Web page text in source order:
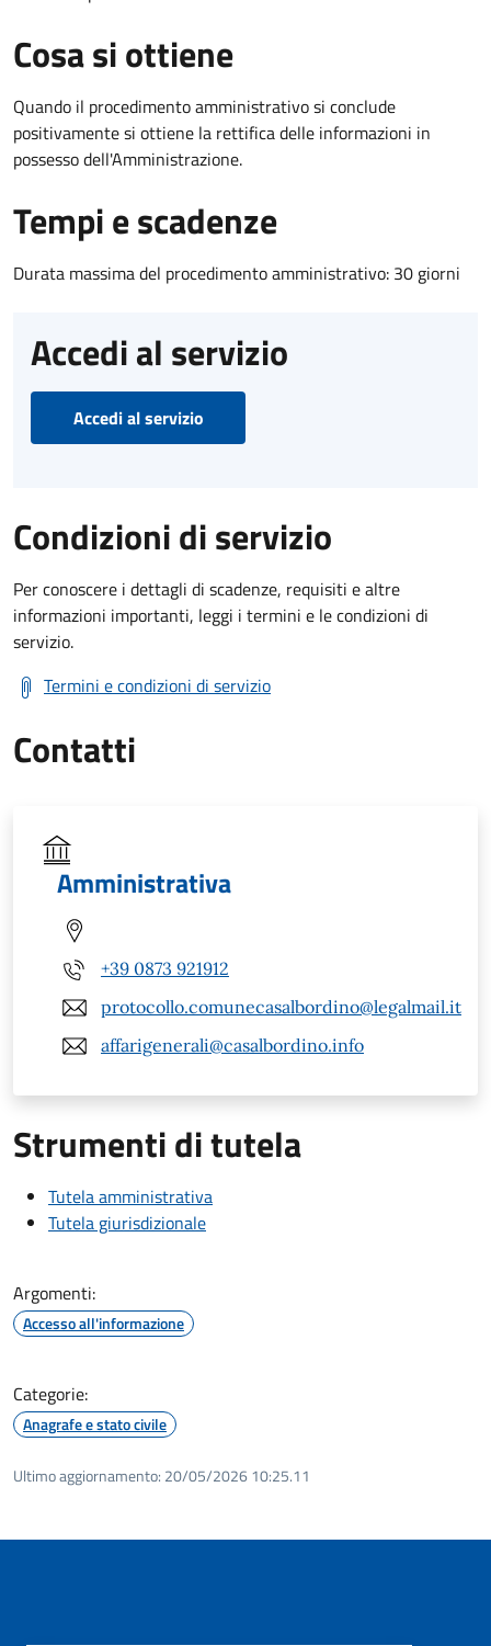
Cosa si ottiene
Quando il procedimento amministrativo si conclude
positivamente si ottiene la rettifica delle informazioni in
possesso dell'Amministrazione.
Tempi e scadenze
Durata massima del procedimento amministrativo: 30 giorni
Accedi al servizio
Accedi al servizio
Condizioni di servizio
Per conoscere i dettagli di scadenze, requisiti e altre
informazioni importanti, leggi i termini e le condizioni di
servizio.
Termini e condizioni di servizio
Contatti
Amministrativa
+39 0873 921912
protocollo.comunecasalbordino@legalmail.it
affarigenerali@casalbordino.info
Strumenti di tutela
Tutela amministrativa
Tutela giurisdizionale
Argomenti:
Accesso all'informazione
Categorie:
Anagrafe e stato civile
Ultimo aggiornamento: 20/05/2026 10:25.11